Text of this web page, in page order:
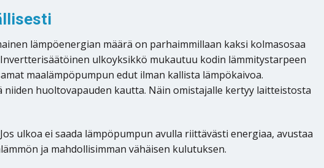
lämpöenergian määrä on parhaimmillaan kaksi kolmasosaa
ulkoyksikkö mukautuu kodin lämmitystarpeen
maalämpöpumpun edut ilman kallista lämpökaivoa.
huoltovapauden kautta. Näin omistajalle kertyy laitteistosta
ulkoa ei saada lämpöpumpun avulla riittävästi energiaa, avustaa
ja mahdollisimman vähäisen kulutuksen.